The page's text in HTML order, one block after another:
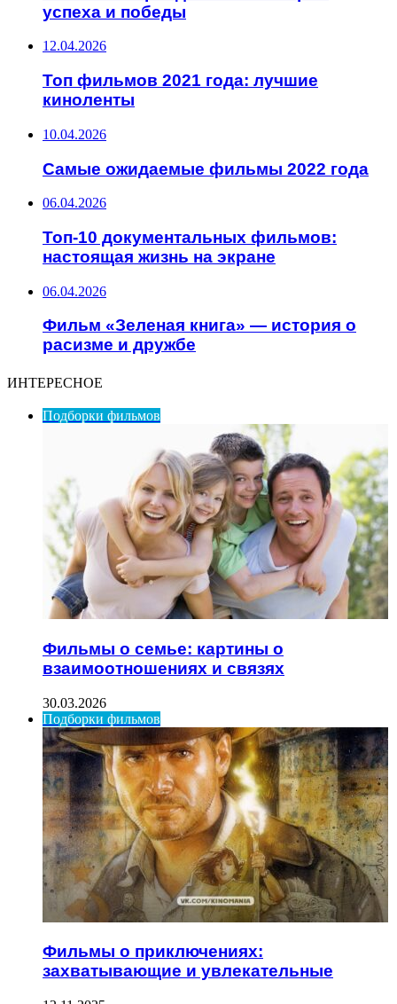
успеха и победы
12.04.2026
Топ фильмов 2021 года: лучшие
киноленты
10.04.2026
Самые ожидаемые фильмы 2022 года
06.04.2026
Топ-10 документальных фильмов:
настоящая жизнь на экране
06.04.2026
Фильм «Зеленая книга» — история о
расизме и дружбе
ИНТЕРЕСНОЕ
Подборки фильмов
Фильмы о семье: картины о
взаимоотношениях и связях
30.03.2026
Подборки фильмов
Фильмы о приключениях:
захватывающие и увлекательные